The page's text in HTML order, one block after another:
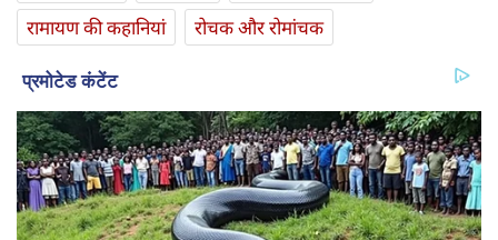
रामायण की कहानियां
रोचक और रोमांचक